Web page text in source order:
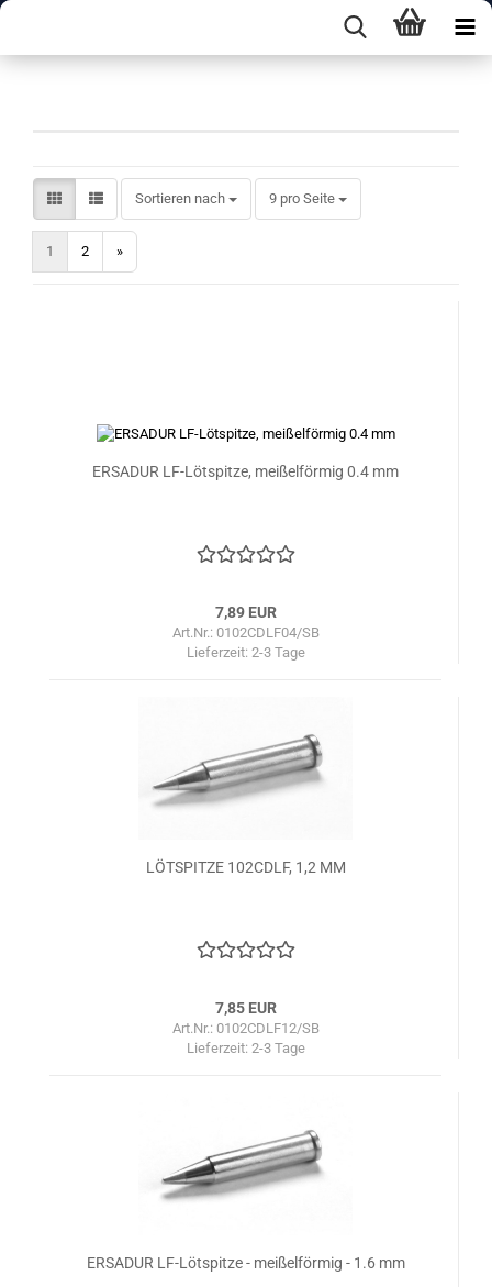
Sortieren nach
Sortieren nach 9 pro Seite
pro Seite
1 2 »
ERSADUR LF-Lötspitze, meißelförmig 0.4 mm
7,89 EUR
Art.Nr.: 0102CDLF04/SB
Lieferzeit: 2-3 Tage
LÖTSPITZE 102CDLF, 1,2 MM
7,85 EUR
Art.Nr.: 0102CDLF12/SB
Lieferzeit: 2-3 Tage
ERSADUR LF-Lötspitze - meißelförmig - 1.6 mm